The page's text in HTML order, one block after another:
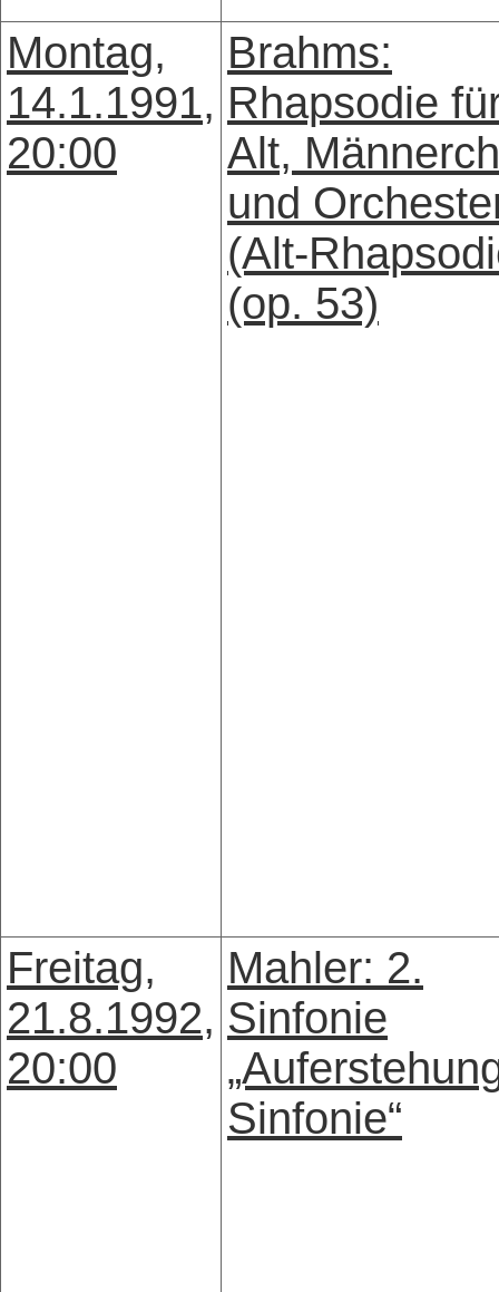
Montag,
14.1.1991,
20:00
Brahms:
Rhapsodie
Alt,
und
(Alt-
(op. 53)
Freitag,
21.8.1992,
20:00
Mahler: 2.
Sinfonie
Sinfonie“